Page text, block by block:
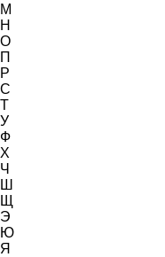
М
Н
О
П
Р
С
Т
У
Ф
Х
Ч
Ш
Щ
Э
Ю
Я